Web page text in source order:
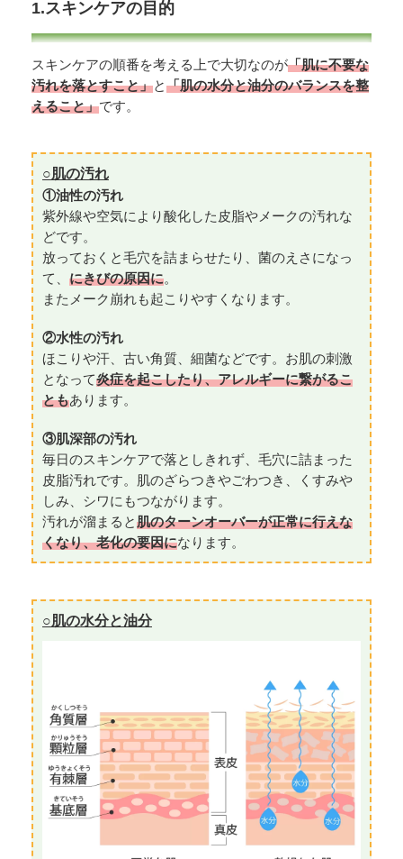
1.スキンケアの目的
スキンケアの順番を考える上で大切なのが「肌に不要な
汚れを落とすこと」と「肌の水分と油分のバランスを整
えること」です。
○肌の汚れ
①油性の汚れ
紫外線や空気により酸化した皮脂やメークの汚れな
どです。
放っておくと毛穴を詰まらせたり、菌のえさになっ
て、 にきびの原因に。
またメーク崩れも起こりやすくなります。
②水性の汚れ
ほこりや汗、古い角質、細菌などです。お肌の刺激
となって炎症を起こしたり、アレルギーに繋がるこ
ともあります。
③肌深部の汚れ
毎日のスキンケアで落としきれず、毛穴に詰まった
皮脂汚れです。肌のざらつきやごわつき、くすみや
しみ、シワにもつながります。
汚れが溜まると肌のターンオーバーが正常に行えな
くなり、老化の要因になります。
○肌の水分と油分